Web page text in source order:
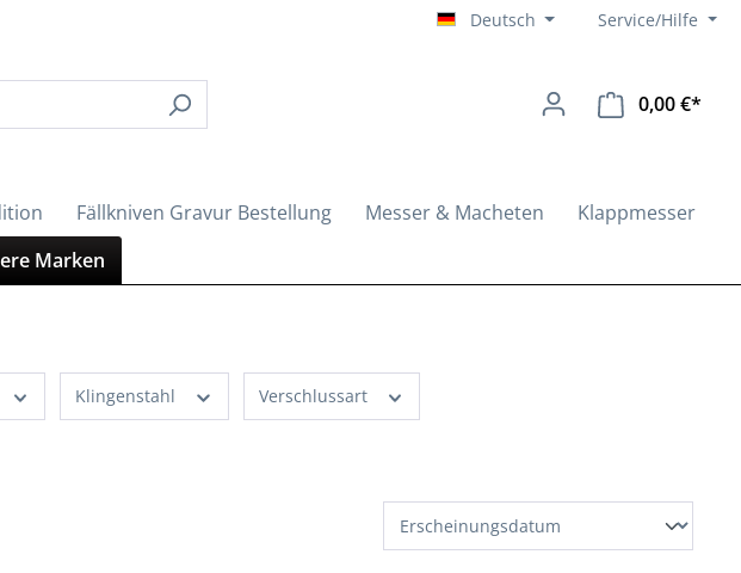
Deutsch Service/Hilfe
0,00 €*
Fällkniven Gravur Bestellung Messer & Macheten
Klappmesser
Marken
Klingenstahl Verschlussart